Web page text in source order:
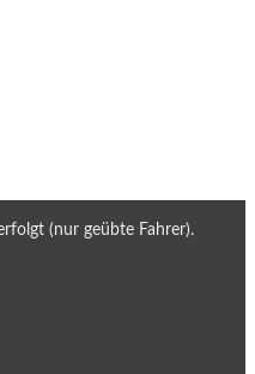
(nur geübte Fahrer).